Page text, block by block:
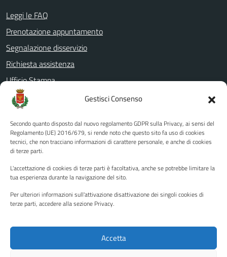
Gestisci Consenso
Secondo quanto disposto dal nuovo regolamento GDPR sulla Privacy, ai sensi del
Regolamento (UE) 2016/679, si rende noto che questo sito fa uso di cookies
tecnici, che non tracciano informazioni di carattere personale, e anche di cookies
di terze parti.
L'accettazione di cookies di terze parti è facoltativa, anche se potrebbe limitare la
tua esperienza durante la navigazione del sito.
Per ulteriori informazioni sull'attivazione disattivazione dei singoli cookies di
terze parti, accedere alla sezione Privacy.
Accetta
Leggi le FAQ
Prenotazione appuntamento
Segnalazione disservizio
Richiesta assistenza
Ufficio Stampa
Amministrazione Trasparente
Albo pretorio
Informativa privacy
Note legali
Piano di miglioramento del sito
Instagram